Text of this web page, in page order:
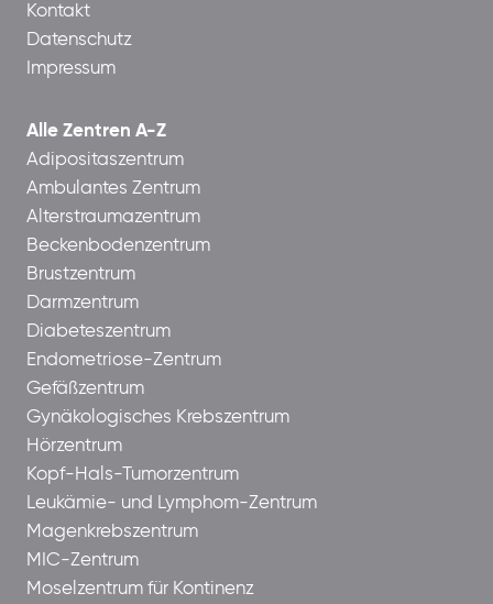
Kontakt
Datenschutz
Impressum
Alle Zentren A-Z
Adipositaszentrum
Ambulantes Zentrum
Alterstraumazentrum
Beckenbodenzentrum
Brustzentrum
Darmzentrum
Diabeteszentrum
Endometriose-Zentrum
Gefäßzentrum
Gynäkologisches Krebszentrum
Hörzentrum
Kopf-Hals-Tumorzentrum
Leukämie- und Lymphom-Zentrum
Magenkrebszentrum
MIC-Zentrum
Moselzentrum für Kontinenz